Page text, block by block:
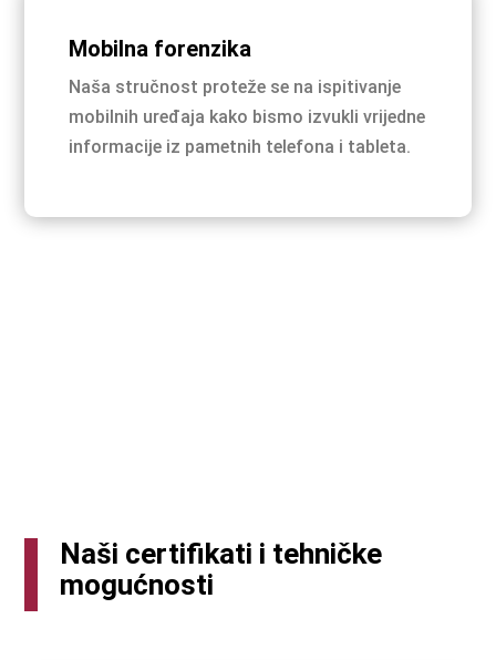
Mobilna forenzika
Naša stručnost proteže se na ispitivanje
mobilnih uređaja kako bismo izvukli vrijedne
informacije iz pametnih telefona i tableta.
Naši certifikati i tehničke
mogućnosti